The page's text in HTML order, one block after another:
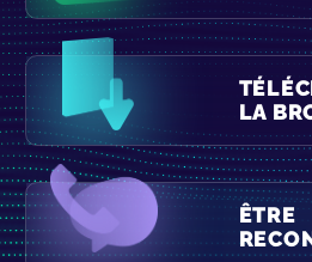
LA
ÊTRE